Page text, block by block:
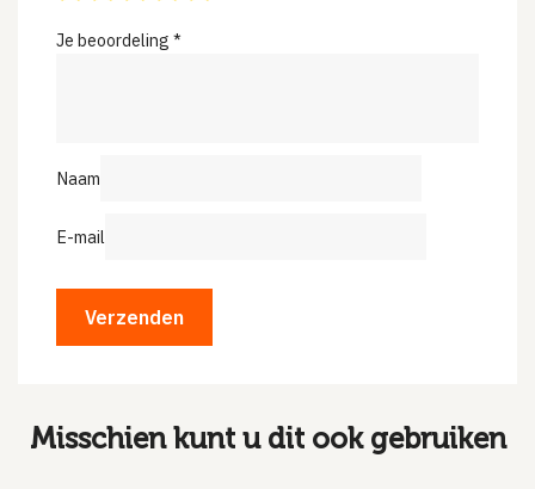
Je beoordeling *
Naam
E-mail
Misschien kunt u dit ook gebruiken